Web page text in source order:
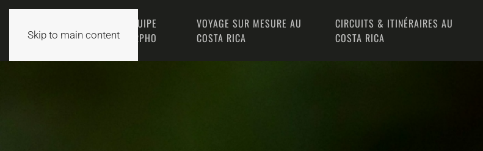
Skip to main content
ACCUEIL
L’ÉQUIPE
MORPHO
VOYAGE SUR MESURE AU
COSTA RICA
CIRCUITS & ITINÉRAIRES AU
COSTA RICA